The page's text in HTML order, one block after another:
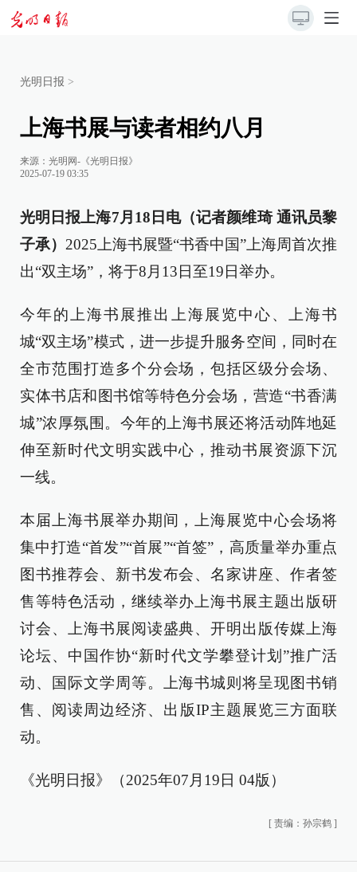
光明日报 >
上海书展与读者相约八月
来源： 光明网-《光明日报》
2025-07-19 03:35
光明日报上海7月18日电（记者颜维琦 通讯员黎
子承） 2025上海书展暨“书香中国”上海周首次推
出“双主场”，将于8月13日至19日举办。
今年的上海书展推出上海展览中心、上海书
城“双主场”模式，进一步提升服务空间，同时在
全市范围打造多个分会场，包括区级分会场、
实体书店和图书馆等特色分会场，营造“书香满
城”浓厚氛围。今年的上海书展还将活动阵地延
伸至新时代文明实践中心，推动书展资源下沉
一线。
本届上海书展举办期间，上海展览中心会场将
集中打造“首发”“首展”“首签”，高质量举办重点
图书推荐会、新书发布会、名家讲座、作者签
售等特色活动，继续举办上海书展主题出版研
讨会、上海书展阅读盛典、开明出版传媒上海
论坛、中国作协“新时代文学攀登计划”推广活
动、国际文学周等。上海书城则将呈现图书销
售、阅读周边经济、出版IP主题展览三方面联
动。
《光明日报》（2025年07月19日 04版）
[ 责编：孙宗鹤 ]